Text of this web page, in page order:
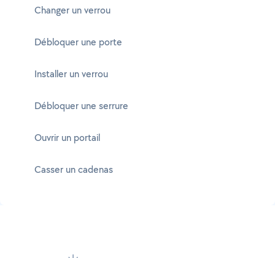
Changer un verrou
Débloquer une porte
Installer un verrou
Débloquer une serrure
Ouvrir un portail
Casser un cadenas